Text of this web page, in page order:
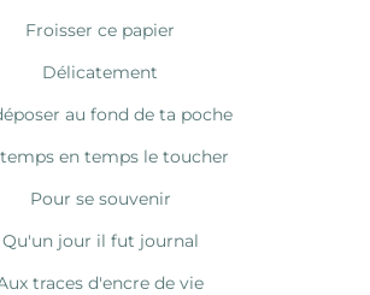
Froisser ce papier
Délicatement
au fond de ta poche
en temps le toucher
Pour se souvenir
Qu'un jour il fut journal
traces d'encre de vie